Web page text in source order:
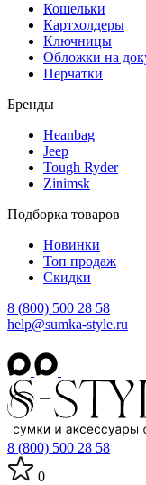
Кошельки
Картхолдеры
Ключницы
Обложки на
Перчатки
Бренды
Heanbag
Jeep
Tough Ryder
Zinimsk
Подборка товаров
Новинки
Топ продаж
Скидки
8 (800) 500 28 58
help@sumka-style.ru
8 (800) 500 28 58
0